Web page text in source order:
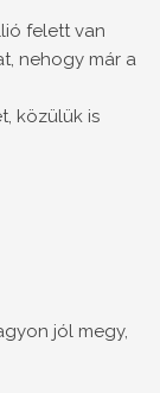
felett van
nehogy már a
közülük is
jól megy,